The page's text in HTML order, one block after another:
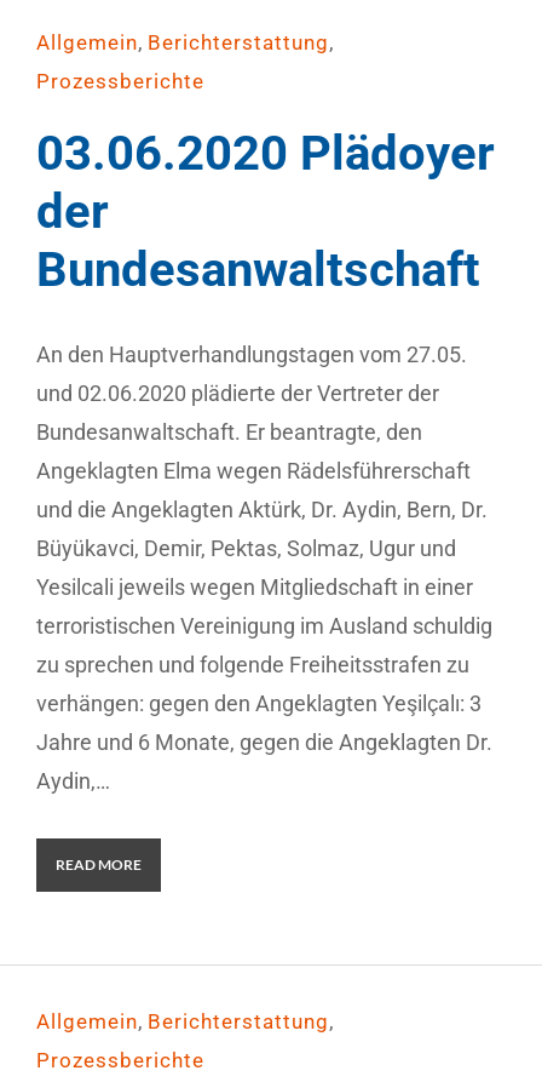
Allgemein, Berichterstattung,
Prozessberichte
03.06.2020 Plädoyer
der
Bundesanwaltschaft
An den Hauptverhandlungstagen vom 27.05.
und 02.06.2020 plädierte der Vertreter der
Bundesanwaltschaft. Er beantragte, den
Angeklagten Elma wegen Rädelsführerschaft
und die Angeklagten Aktürk, Dr. Aydin, Bern, Dr.
Büyükavci, Demir, Pektas, Solmaz, Ugur und
Yesilcali jeweils wegen Mitgliedschaft in einer
terroristischen Vereinigung im Ausland schuldig
zu sprechen und folgende Freiheitsstrafen zu
verhängen: gegen den Angeklagten Yeşilçalı: 3
Jahre und 6 Monate, gegen die Angeklagten Dr.
Aydin,…
READ MORE
Allgemein, Berichterstattung,
Prozessberichte